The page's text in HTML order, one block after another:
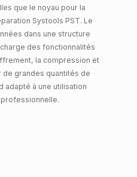
que le noyau pour la
Systools PST. Le
dans une structure
des fonctionnalités
la compression et
grandes quantités de
adapté à une utilisation